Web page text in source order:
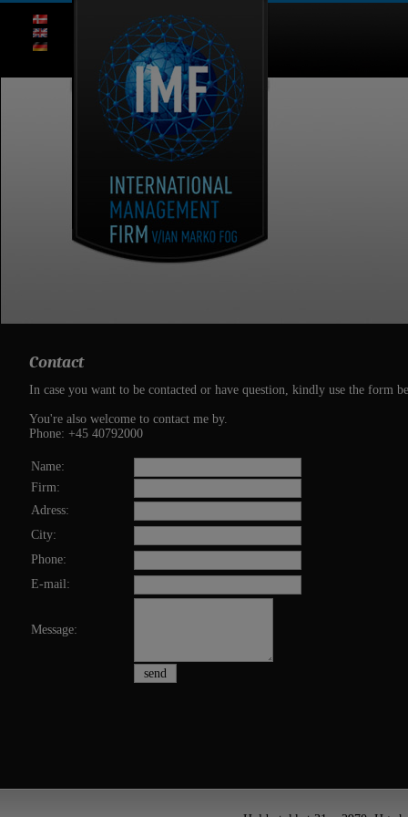
Contact
In case you want to be contacted or have question, kindly use the form
You're also welcome to contact me by.
Phone: +45 40792000
Name:
Firm:
Adress:
City:
Phone:
E-mail:
Message: